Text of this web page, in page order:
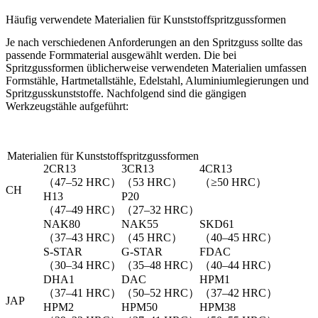
Häufig verwendete Materialien für Kunststoffspritzgussformen
Je nach verschiedenen Anforderungen an den Spritzguss sollte das
passende Formmaterial ausgewählt werden. Die bei
Spritzgussformen üblicherweise verwendeten Materialien umfassen
Formstähle, Hartmetallstähle, Edelstahl, Aluminiumlegierungen und
Spritzgusskunststoffe. Nachfolgend sind die gängigen
Werkzeugstähle aufgeführt:
Materialien für Kunststoffspritzgussformen
CH
2CR13 3CR13
4CR13
（47–52 HRC）
（53 HRC）
（≥50 HRC）
H13
P20
（47–49 HRC）
（27–32 HRC）
JAP
NAK80 NAK55
SKD61
（37–43 HRC）
（45 HRC）
（40–45 HRC）
S-STAR
G-STAR
FDAC
（30–34 HRC）
（35–48 HRC）
（40–44 HRC）
DHA1
DAC
HPM1
（37–41 HRC）
（50–52 HRC）
（37–42 HRC）
HPM2
HPM50
HPM38